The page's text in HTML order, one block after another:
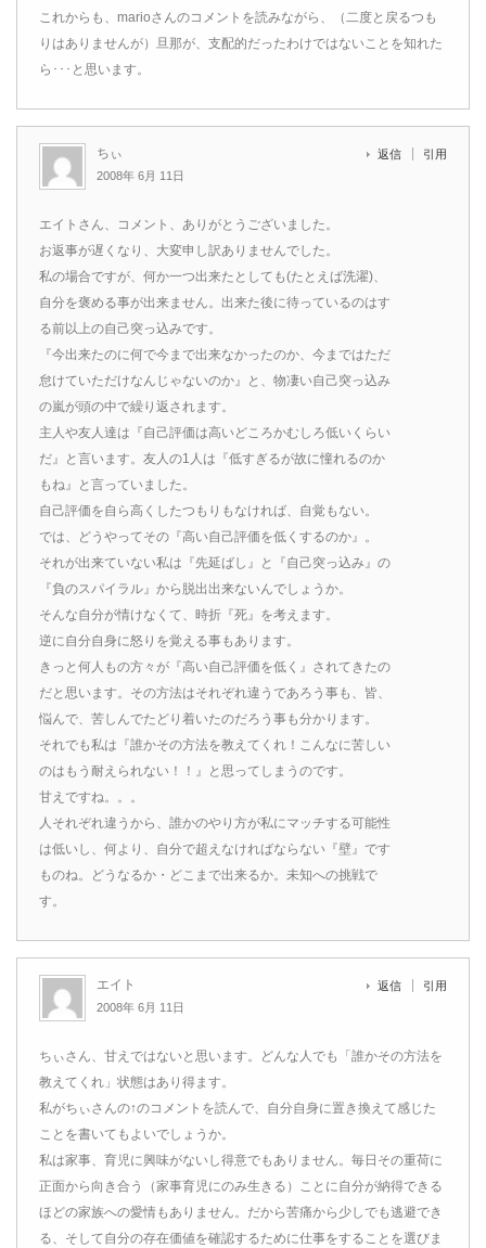
これからも、marioさんのコメントを読みながら、（二度と戻るつも
りはありませんが）旦那が、支配的だったわけではないことを知れた
ら･･･と思います。
ちぃ
2008年 6月 11日
返信 引用
エイトさん、コメント、ありがとうございました。
お返事が遅くなり、大変申し訳ありませんでした。
私の場合ですが、何か一つ出来たとしても(たとえば洗濯)、
自分を褒める事が出来ません。出来た後に待っているのはす
る前以上の自己突っ込みです。
『今出来たのに何で今まで出来なかったのか、今まではただ
怠けていただけなんじゃないのか』と、物凄い自己突っ込み
の嵐が頭の中で繰り返されます。
主人や友人達は『自己評価は高いどころかむしろ低いくらい
だ』と言います。友人の1人は『低すぎるが故に憧れるのか
もね』と言っていました。
自己評価を自ら高くしたつもりもなければ、自覚もない。
では、どうやってその『高い自己評価を低くするのか』。
それが出来ていない私は『先延ばし』と『自己突っ込み』の
『負のスパイラル』から脱出出来ないんでしょうか。
そんな自分が情けなくて、時折『死』を考えます。
逆に自分自身に怒りを覚える事もあります。
きっと何人もの方々が『高い自己評価を低く』されてきたの
だと思います。その方法はそれぞれ違うであろう事も、皆、
悩んで、苦しんでたどり着いたのだろう事も分かります。
それでも私は『誰かその方法を教えてくれ！こんなに苦しい
のはもう耐えられない！！』と思ってしまうのです。
甘えですね。。。
人それぞれ違うから、誰かのやり方が私にマッチする可能性
は低いし、何より、自分で超えなければならない『壁』です
ものね。どうなるか・どこまで出来るか。未知への挑戦で
す。
エイト
2008年 6月 11日
返信 引用
ちぃさん、甘えではないと思います。どんな人でも「誰かその方法を
教えてくれ」状態はあり得ます。
私がちぃさんの↑のコメントを読んで、自分自身に置き換えて感じた
ことを書いてもよいでしょうか。
私は家事、育児に興味がないし得意でもありません。毎日その重荷に
正面から向き合う（家事育児にのみ生きる）ことに自分が納得できる
ほどの家族への愛情もありません。だから苦痛から少しでも逃避でき
る、そして自分の存在価値を確認するために仕事をすることを選びま